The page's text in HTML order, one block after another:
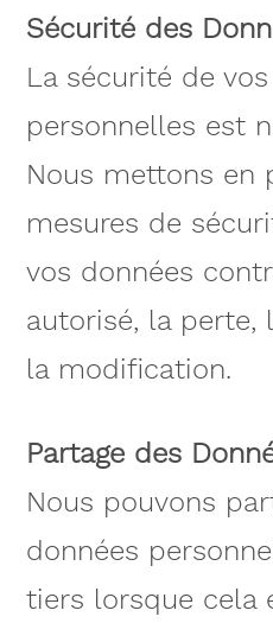
Sécurité des
La sécurité de
personnelles est
Nous mettons en
mesures de
vos données
autorisé, la perte,
la modification.
Partage des
Nous pouvons
données
tiers lorsque cela